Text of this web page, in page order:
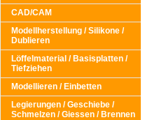
CAD/CAM
Modellherstellung / Silikone /
Dublieren
Löffelmaterial / Basisplatten /
Tiefziehen
Modellieren / Einbetten
Legierungen / Geschiebe /
Schmelzen / Giessen / Brennen